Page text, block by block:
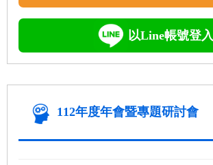
以Line帳號登入
112年度年會暨專題研討會